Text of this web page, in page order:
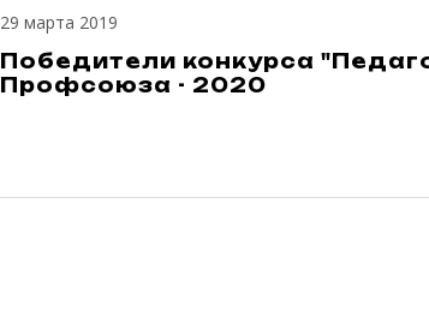
29 марта 2019
Победители конкурса
Профсоюза - 2020